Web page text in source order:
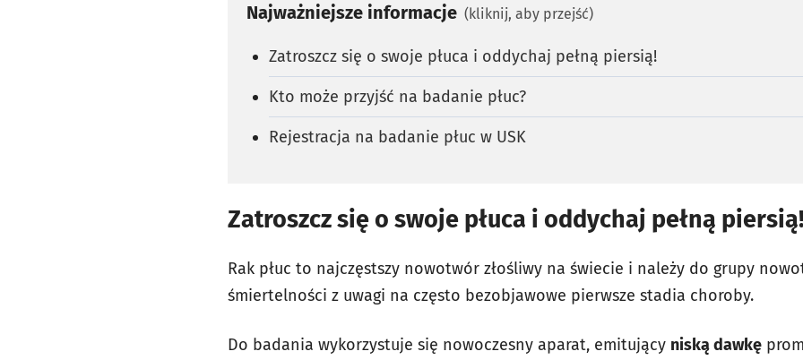
Najważniejsze informacje (kliknij, aby przejść)
Zatroszcz się o swoje płuca i oddychaj pełną piersią!
Kto może przyjść na badanie płuc?
Rejestracja na badanie płuc w USK
Zatroszcz się o swoje płuca i oddychaj pełną piersią!
Rak płuc to najczęstszy nowotwór złośliwy na świecie i należy do grupy
śmiertelności z uwagi na często bezobjawowe pierwsze stadia choroby.
Do badania wykorzystuje się nowoczesny aparat, emitujący niską dawkę